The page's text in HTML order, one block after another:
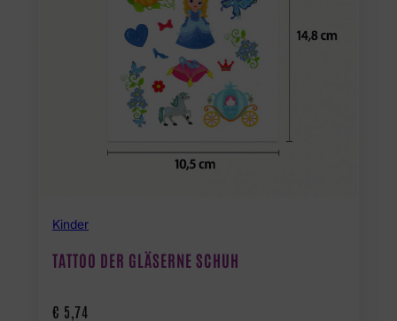
Kinder
TATTOO DER GLÄSERNE SCHUH
€ 5,74